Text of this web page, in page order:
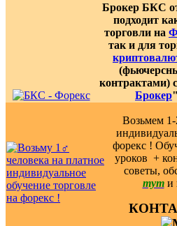
Брокер БКС
подходит
торговли на
так и для
контрактами)
Брокер"
Возьмем
форекс !
уроков ️ +
советы,
тут и